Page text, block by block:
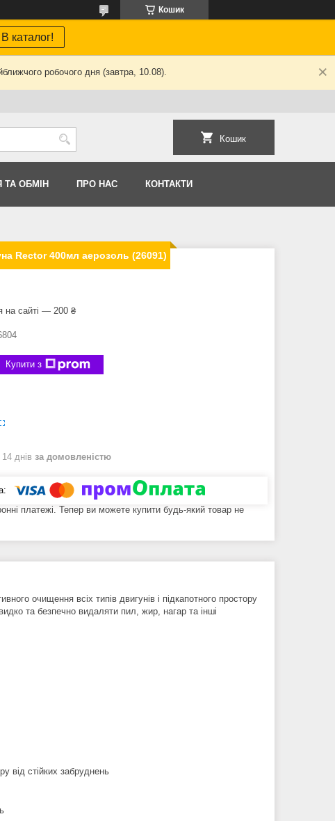
Кошик
В каталог!
робочого дня (завтра, 10.08).
Кошик
ТА ОБМIН ПРО НАС КОНТАКТИ
Rector 400мл аерозоль (26091)
на сайті — 200 ₴
Купити з
днів за домовленістю
платежі. Тепер ви можете купити будь-який товар не
очищення всіх типів двигунів і підкапотного простору
та безпечно видаляти пил, жир, нагар та інші
від стійких забруднень